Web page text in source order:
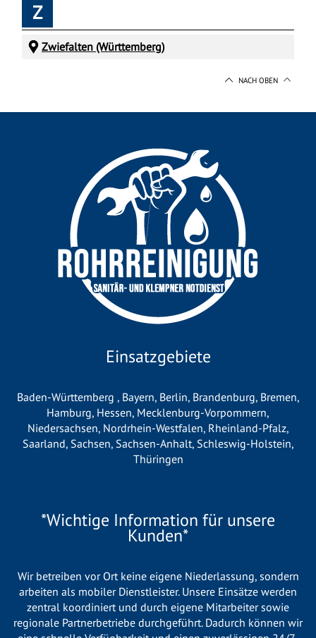
Z
Zwiefalten (Württemberg)
NACH OBEN
Einsatzgebiete
Baden-Württemberg , Bayern, Berlin, Brandenburg, Bremen,
Hamburg, Hessen, Mecklenburg-Vorpommern,
Niedersachsen, Nordrhein-Westfalen, Rheinland-Pfalz,
Saarland, Sachsen, Sachsen-Anhalt, Schleswig-Holstein,
Thüringen
*Wichtige Information für unsere
Kunden*
Wir betreiben vor Ort keine eigene Niederlassung, sondern
arbeiten als mobiler Dienstleister. Unsere Einsätze werden
zentral koordiniert und durch eigene Mitarbeiter sowie
regionale Partnerbetriebe durchgeführt. Dadurch können wir